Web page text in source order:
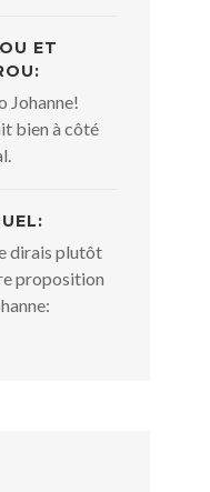
ET
Johanne!
bien à côté
dirais plutôt
proposition